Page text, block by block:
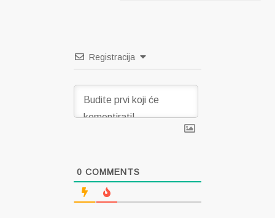
Registracija
0 COMMENTS